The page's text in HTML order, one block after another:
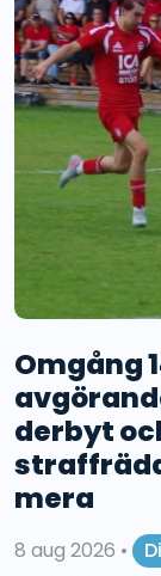
Omgång
derbyt
mera
8 aug 2026 •